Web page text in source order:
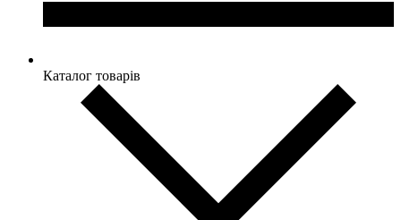
Каталог товарів